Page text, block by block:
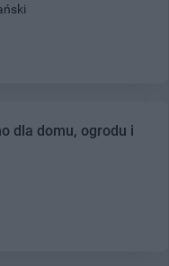
dla domu, ogrodu i